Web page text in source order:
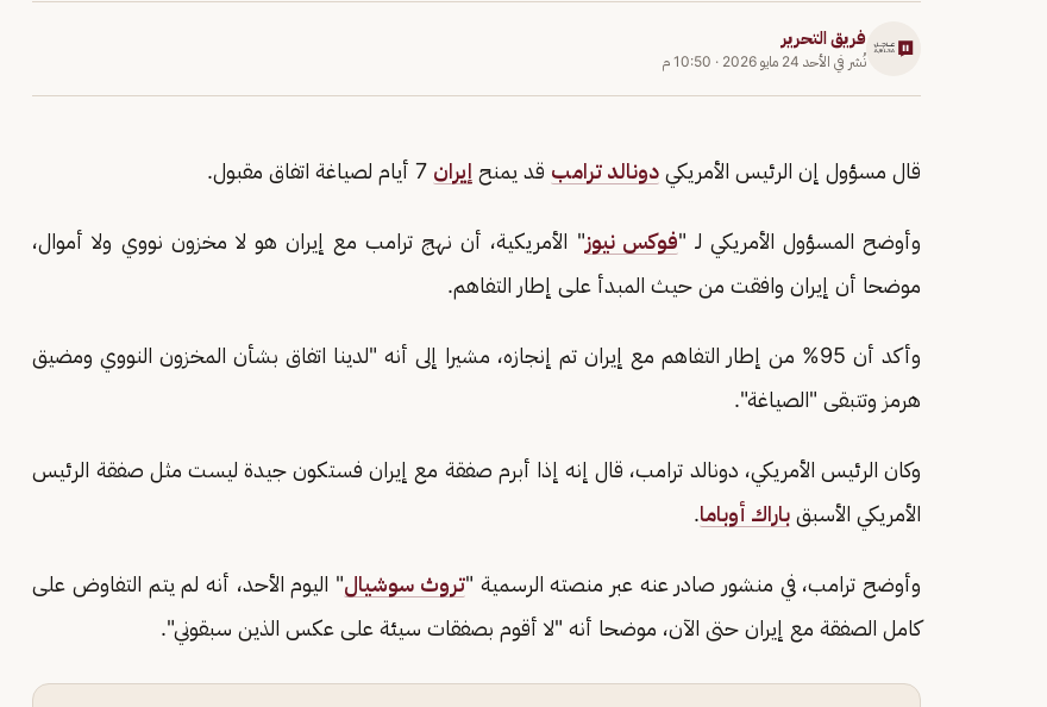
فريق التحرير
نُشر في الأحد 24 مايو 2026 · 10:50 م
قال مسؤول إن الرئيس الأمريكي دونالد ترامب قد يمنح إيران
وأوضح المسؤول الأمريكي لـ "فوكس نيوز" الأمريكية، أن نهج ترامب مع إيران هو لا مخزون نووي ولا أموال،
موضحا أن إيران وافقت من حيث المبدأ على إطار التفاهم.
وأكد أن 95% من إطار التفاهم مع إيران تم إنجازه، مشيرا إلى أنه "لدينا اتفاق بشأن المخزون النووي ومضيق
هرمز وتتبقى "الصياغة".
وكان الرئيس الأمريكي، دونالد ترامب، قال إنه إذا أبرم صفقة مع إيران فستكون جيدة ليست مثل صفقة الرئيس
الأمريكي الأسبق باراك أوباما.
وأوضح ترامب، في منشور صادر عنه عبر منصته الرسمية "تروث سوشيال" اليوم الأحد، أنه لم يتم التفاوض على
كامل الصفقة مع إيران حتى الآن، موضحا أنه "لا أقوم بصفقات سيئة على عكس الذين سبقوني".